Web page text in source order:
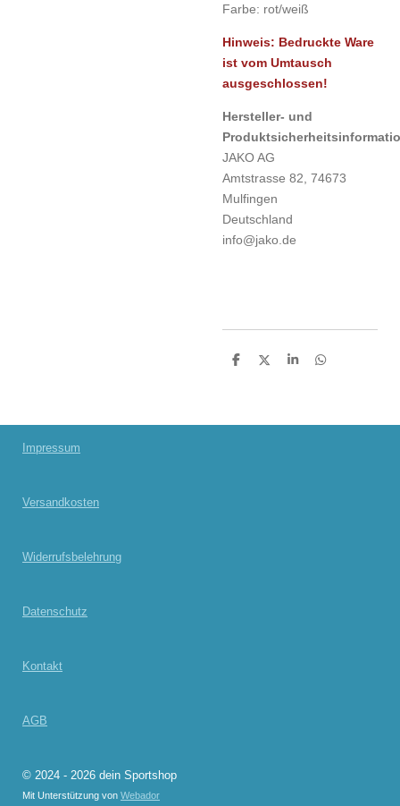
Farbe: rot/weiß
Hinweis: Bedruckte Ware
ist vom Umtausch
ausgeschlossen!
Hersteller- und
JAKO AG
Amtstrasse 82, 74673
Mulfingen
Deutschland
info@jako.de
T
n
T
n
T
n
T
n
Impressum
Versandkosten
Widerrufsbelehrung
Datenschutz
Kontakt
AGB
© 2024 - 2026 dein Sportshop
Mit Unterstützung von Webador